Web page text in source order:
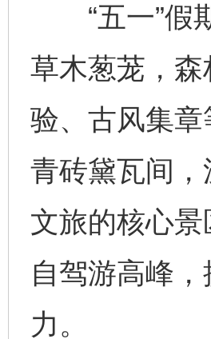
“五一”假期
草木葱茏，
验、古风集
青砖黛瓦间
文旅的核心景
自驾游高峰
力。